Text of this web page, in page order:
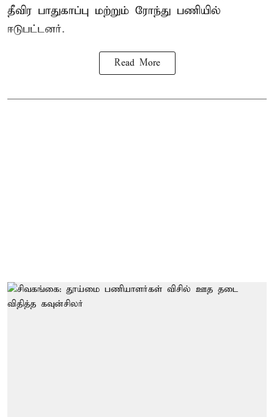
தீவிர பாதுகாப்பு மற்றும் ரோந்து பணியில்
ஈடுபட்டனர்.
Read More